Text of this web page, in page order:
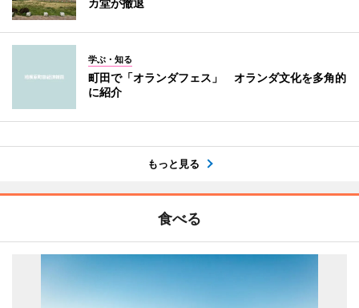
学ぶ・知る
町田で「オランダフェス」 オランダ文化を多角的
に紹介
もっと見る
食べる